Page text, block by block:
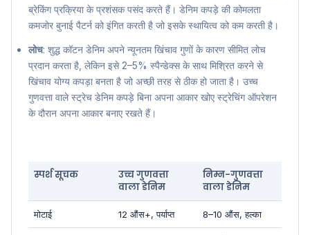
ब्रेकिंग प्रक्रिया के प्रशंसक पसंद करते हैं। डेनिम कपड़े की कोमलता
कमजोर बुनाई पैटर्न को इंगित करती है जो इसके स्थायित्व को कम करती है।
लोच: शुद्ध कॉटन डेनिम अपने न्यूनतम खिंचाव गुणों के कारण सीमित लोच
प्रदान करता है, लेकिन इसे 2–5% स्पैन्डेक्स के साथ मिश्रित करने से
खिंचाव योग्य कपड़ा बनता है जो अच्छी तरह से ठीक हो जाता है। उच्च
गुणवत्ता वाले स्ट्रेच डेनिम कपड़े बिना अपना आकार खोए स्ट्रेचिंग ऑपरेशन
के दौरान अपना आकार बनाए रखते हैं।
स्पर्श सूचक
उच्च गुणवत्ता
वाला डेनिम
निम्न-गुणवत्ता
वाला डेनिम
मोटाई 12 औंस+, पर्याप्त 8–10 औंस, हल्का